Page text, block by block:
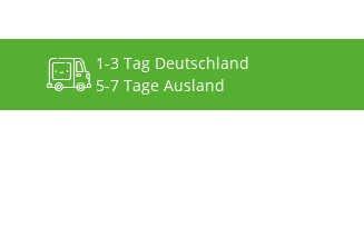
1-3 Tag Deutschland
5-7 Tage Ausland